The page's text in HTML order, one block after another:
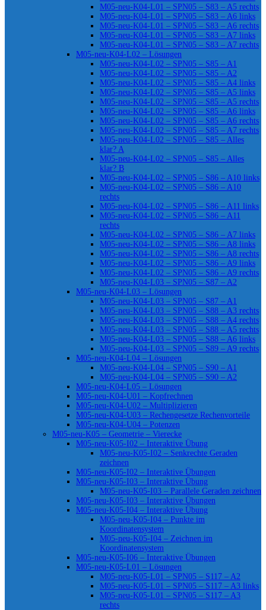
M05-neu-K04-L01 – SPN05 – S83 – A5 rechts
M05-neu-K04-L01 – SPN05 – S83 – A6 links
M05-neu-K04-L01 – SPN05 – S83 – A6 rechts
M05-neu-K04-L01 – SPN05 – S83 – A7 links
M05-neu-K04-L01 – SPN05 – S83 – A7 rechts
M05-neu-K04-L02 – Lösungen
M05-neu-K04-L02 – SPN05 – S85 – A1
M05-neu-K04-L02 – SPN05 – S85 – A2
M05-neu-K04-L02 – SPN05 – S85 – A4 links
M05-neu-K04-L02 – SPN05 – S85 – A5 links
M05-neu-K04-L02 – SPN05 – S85 – A5 rechts
M05-neu-K04-L02 – SPN05 – S85 – A6 links
M05-neu-K04-L02 – SPN05 – S85 – A6 rechts
M05-neu-K04-L02 – SPN05 – S85 – A7 rechts
M05-neu-K04-L02 – SPN05 – S85 – Alles
klar? A
M05-neu-K04-L02 – SPN05 – S85 – Alles
klar? B
M05-neu-K04-L02 – SPN05 – S86 – A10 links
M05-neu-K04-L02 – SPN05 – S86 – A10
rechts
M05-neu-K04-L02 – SPN05 – S86 – A11 links
M05-neu-K04-L02 – SPN05 – S86 – A11
rechts
M05-neu-K04-L02 – SPN05 – S86 – A7 links
M05-neu-K04-L02 – SPN05 – S86 – A8 links
M05-neu-K04-L02 – SPN05 – S86 – A8 rechts
M05-neu-K04-L02 – SPN05 – S86 – A9 links
M05-neu-K04-L02 – SPN05 – S86 – A9 rechts
M05-neu-K04-L03 – SPN05 – S87 – A2
M05-neu-K04-L03 – Lösungen
M05-neu-K04-L03 – SPN05 – S87 – A1
M05-neu-K04-L03 – SPN05 – S88 – A3 rechts
M05-neu-K04-L03 – SPN05 – S88 – A4 rechts
M05-neu-K04-L03 – SPN05 – S88 – A5 rechts
M05-neu-K04-L03 – SPN05 – S88 – A6 links
M05-neu-K04-L03 – SPN05 – S89 – A9 rechts
M05-neu-K04-L04 – Lösungen
M05-neu-K04-L04 – SPN05 – S90 – A1
M05-neu-K04-L04 – SPN05 – S90 – A2
M05-neu-K04-L05 – Lösungen
M05-neu-K04-U01 – Kopfrechnen
M05-neu-K04-U02 – Multiplizieren
M05-neu-K04-U03 – Rechengesetze Rechenvorteile
M05-neu-K04-U04 – Potenzen
M05-neu-K05 – Geometrie – Vierecke
M05-neu-K05-I02 – Interaktive Übung
M05-neu-K05-I02 – Senkrechte Geraden
zeichnen
M05-neu-K05-I02 – Interaktive Übungen
M05-neu-K05-I03 – Interaktive Übung
M05-neu-K05-I03 – Parallele Geraden zeichnen
M05-neu-K05-I03 – Interaktive Übungen
M05-neu-K05-I04 – Interaktive Übung
M05-neu-K05-I04 – Punkte im
Koordinatensystem
M05-neu-K05-I04 – Zeichnen im
Koordinatensystem
M05-neu-K05-I06 – Interaktive Übungen
M05-neu-K05-L01 – Lösungen
M05-neu-K05-L01 – SPN05 – S117 – A2
M05-neu-K05-L01 – SPN05 – S117 – A3 links
M05-neu-K05-L01 – SPN05 – S117 – A3
rechts